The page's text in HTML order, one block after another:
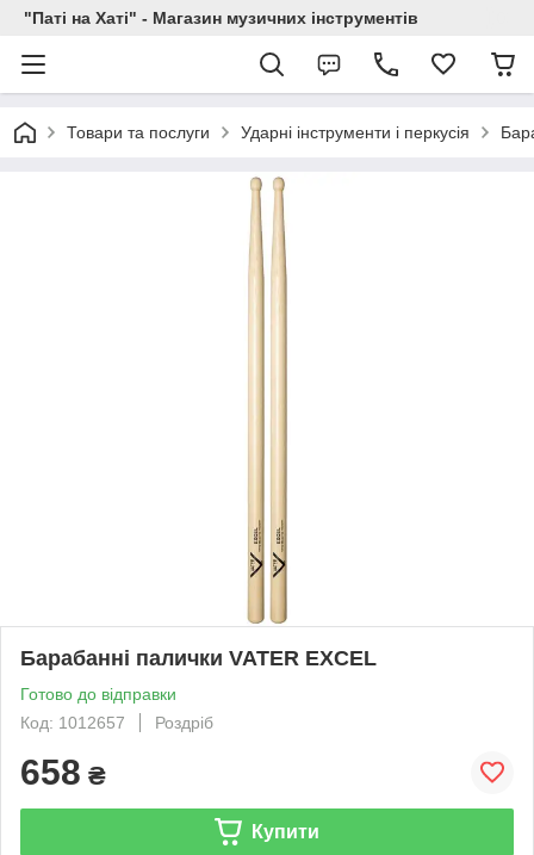
"Паті на Хаті" - Магазин музичних інструментів
Товари та послуги Ударні інструменти і перкусія
Барабанні палички VATER EXCEL
Готово до відправки
Код: 1012657
Роздріб
658 ₴
Купити